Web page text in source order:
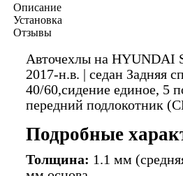
Описание
Установка
Отзывы
Авточехлы на HYUNDAI
2017-н.в. | седан Задняя
40/60,сидение единое, 5
передний подлокотник
Подробные
Толщина: 1.1 мм